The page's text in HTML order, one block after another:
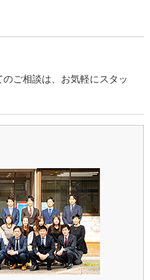
ご相談は、お気軽にスタッ